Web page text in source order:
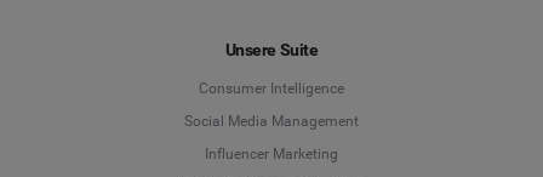
Unsere Suite
Consumer Intelligence
Social Media Management
Influencer Marketing